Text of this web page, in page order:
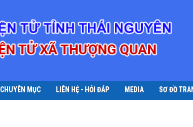
CHUYÊN MỤC LIÊN HỆ - HỎI ĐÁP MEDIA SƠ ĐỒ